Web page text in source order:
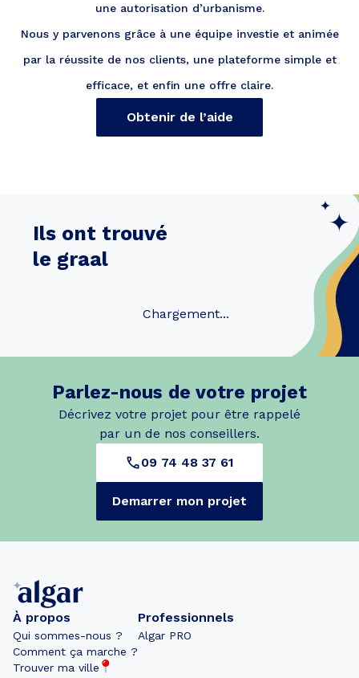
une autorisation d’urbanisme.
Nous y parvenons grâce à une équipe investie et animée
par la réussite de nos clients, une plateforme simple et
efficace, et enfin une offre claire.
Obtenir de l’aide
Ils ont trouvé
le graal
Chargement...
Parlez-nous de votre projet
Décrivez votre projet pour être rappelé
par un de nos conseillers.
09 74 48 37 61
Demarrer mon projet
À propos
Qui sommes-nous ?
Comment ça marche ?
Trouver ma ville
Professionnels
Algar PRO